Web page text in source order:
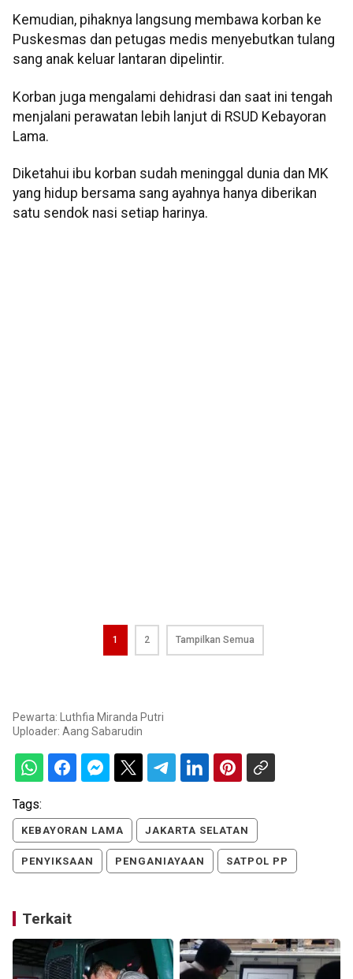
Kemudian, pihaknya langsung membawa korban ke
Puskesmas dan petugas medis menyebutkan tulang
sang anak keluar lantaran dipelintir.
Korban juga mengalami dehidrasi dan saat ini tengah
menjalani perawatan lebih lanjut di RSUD Kebayoran
Lama.
Diketahui ibu korban sudah meninggal dunia dan MK
yang hidup bersama sang ayahnya hanya diberikan
satu sendok nasi setiap harinya.
1 2 Tampilkan Semua
Pewarta: Luthfia Miranda Putri
Uploader: Aang Sabarudin
Tags:
KEBAYORAN LAMA JAKARTA SELATAN
PENYIKSAAN PENGANIAYAAN SATPOL PP
Terkait